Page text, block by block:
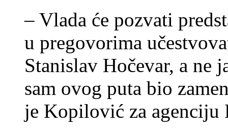
– Vlada će pozvati
u pregovorima
Stanislav Hočevar, a ne
sam ovog puta bio
je Kopilović za agenciju